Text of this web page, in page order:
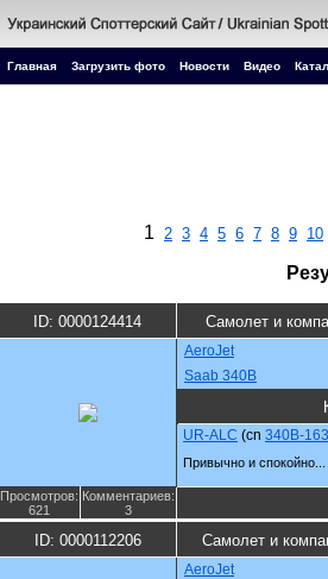
Главная Загрузить фото Новости Видео
1 2 3 4 5 6 7 8 9 10
ID: 0000124414 Самолет и
AeroJet
Saab 340B
UR-ALC (cn 340B-163
Привычно и спокойно...
Просмотров:
621
Комментариев:
3
ID: 0000112206 Самолет и
AeroJet